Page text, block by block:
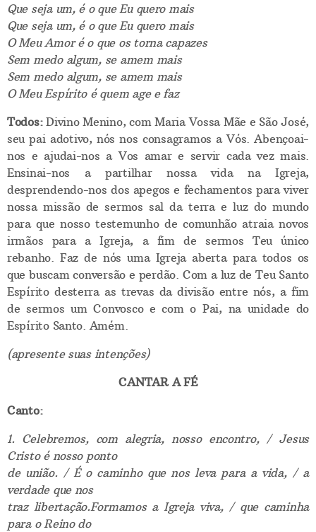
Que seja um, é o que Eu quero mais
Que seja um, é o que Eu quero mais
O Meu Amor é o que os torna capazes
Sem medo algum, se amem mais
Sem medo algum, se amem mais
O Meu Espírito é quem age e faz
Todos:Divino Menino, com Maria Vossa Mãe e São José,
seu pai adotivo, nós nos consagramos a Vós. Abençoai-
nos e ajudai-nos a Vos amar e servir cada vez mais.
Ensinai-nos a partilhar nossa vida na Igreja,
desprendendo-nos dos apegos e fechamentos para viver
nossa missão de sermos sal da terra e luz do mundo
para que nosso testemunho de comunhão atraia novos
irmãos para a Igreja, a fim de sermos Teu único
rebanho. Faz de nós uma Igreja aberta para todos os
que buscam conversão e perdão. Com a luz de Teu Santo
Espírito desterra as trevas da divisão entre nós, a fim
de sermos um Convosco e com o Pai, na unidade do
Espírito Santo. Amém.
(apresente suas intenções)
CANTAR A FÉ
Canto:
1. Celebremos, com alegria, nosso encontro, / Jesus
Cristo é nosso ponto
de união. / É o caminho que nos leva para a vida, / a
verdade que nos
traz libertação.Formamos a Igreja viva, / que caminha
para o Reino do